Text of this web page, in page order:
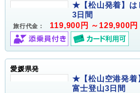
★【松山発着】は
3日間
旅行代金： 119,900円 ～129,900円
愛媛県発
★【松山空港発着
富士登山3日間